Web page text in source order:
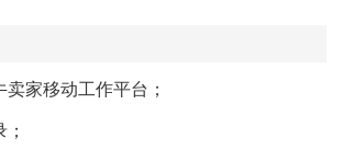
家移动工作平台；